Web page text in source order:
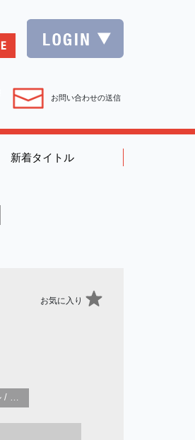
お問い合わせの送信
新着タイトル
お気に入り
グラフィックノベル / コミックブック / 漫画：スタイル / 伝統